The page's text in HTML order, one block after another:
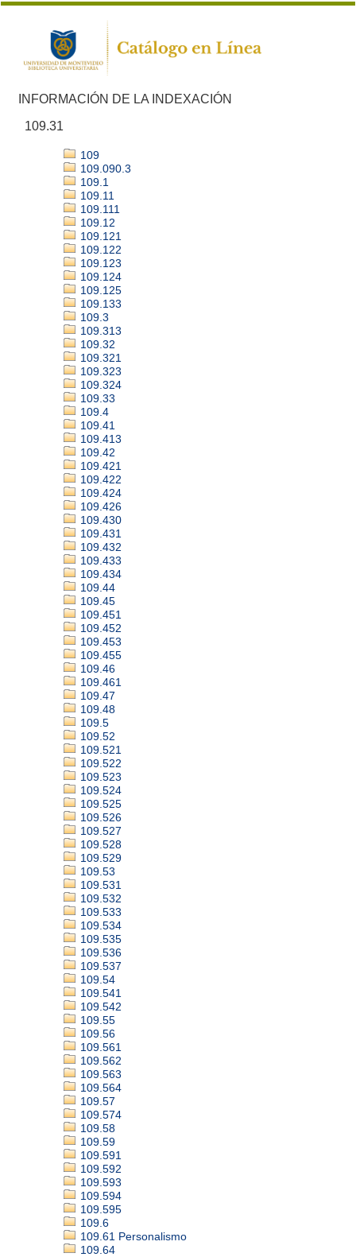
INFORMACIÓN DE LA INDEXACIÓN
109.31
109
109.090.3
109.1
109.11
109.111
109.12
109.121
109.122
109.123
109.124
109.125
109.133
109.3
109.313
109.32
109.321
109.323
109.324
109.33
109.4
109.41
109.413
109.42
109.421
109.422
109.424
109.426
109.430
109.431
109.432
109.433
109.434
109.44
109.45
109.451
109.452
109.453
109.455
109.46
109.461
109.47
109.48
109.5
109.52
109.521
109.522
109.523
109.524
109.525
109.526
109.527
109.528
109.529
109.53
109.531
109.532
109.533
109.534
109.535
109.536
109.537
109.54
109.541
109.542
109.55
109.56
109.561
109.562
109.563
109.564
109.57
109.574
109.58
109.59
109.591
109.592
109.593
109.594
109.595
109.6
109.61 Personalismo
109.64